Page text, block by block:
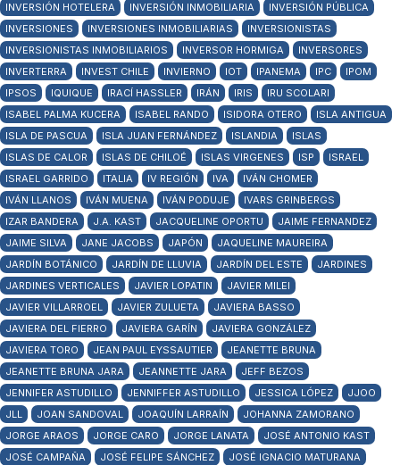
INVERSIÓN HOTELERA
INVERSIÓN INMOBILIARIA
INVERSIÓN PÚBLICA
INVERSIONES
INVERSIONES INMOBILIARIAS
INVERSIONISTAS
INVERSIONISTAS INMOBILIARIOS
INVERSOR HORMIGA
INVERSORES
INVERTERRA
INVEST CHILE INVIERNO IOT IPANEMA IPC
IPOM
IPSOS
IQUIQUE IRACÍ HASSLER IRÁN IRIS
IRU SCOLARI
ISABEL PALMA KUCERA
ISABEL RANDO ISIDORA OTERO
ISLA ANTIGUA
ISLA DE PASCUA
ISLA JUAN FERNÁNDEZ ISLANDIA
ISLAS
ISLAS DE CALOR
ISLAS DE CHILOÉ ISLAS VIRGENES ISP
ISRAEL
ISRAEL GARRIDO
ITALIA IV REGIÓN IVA
IVÁN CHOMER
IVÁN LLANOS
IVÁN MUENA IVÁN PODUJE
IVARS GRINBERGS
IZAR BANDERA
J.A. KAST JACQUELINE OPORTU
JAIME FERNANDEZ
JAIME SILVA
JANE JACOBS JAPÓN
JAQUELINE MAUREIRA
JARDÍN BOTÁNICO
JARDÍN DE LLUVIA JARDÍN DEL ESTE
JARDINES
JARDINES VERTICALES
JAVIER LOPATIN
JAVIER MILEI
JAVIER VILLARROEL
JAVIER ZULUETA
JAVIERA BASSO
JAVIERA DEL FIERRO
JAVIERA GARÍN
JAVIERA GONZÁLEZ
JAVIERA TORO
JEAN PAUL EYSSAUTIER
JEANETTE BRUNA
JEANETTE BRUNA JARA
JEANNETTE JARA
JEFF BEZOS
JENNIFER ASTUDILLO
JENNIFFER ASTUDILLO JESSICA LÓPEZ
JJOO
JLL
JOAN SANDOVAL JOAQUÍN LARRAÍN
JOHANNA ZAMORANO
JORGE ARAOS
JORGE CARO JORGE LANATA
JOSÉ ANTONIO KAST
JOSÉ CAMPAÑA
JOSÉ FELIPE SÁNCHEZ
JOSÉ IGNACIO MATURANA